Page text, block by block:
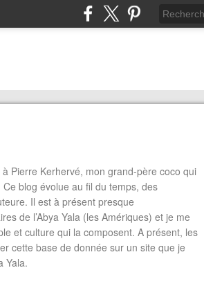
Pierre Kerhervé, mon grand-père coco qui
blog évolue au fil du temps, des
Il est à présent presque
de l’Abya Yala (les Amériques) et je me
et culture qui la composent. A présent, les
cette base de donnée sur un site que je
Yala.